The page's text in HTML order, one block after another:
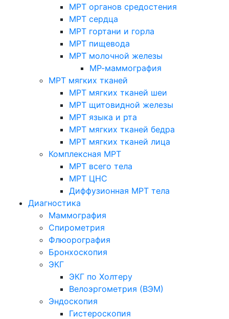
МРТ органов средостения
МРТ сердца
МРТ гортани и горла
МРТ пищевода
МРТ молочной железы
МР-маммография
МРТ мягких тканей
МРТ мягких тканей шеи
МРТ щитовидной железы
МРТ языка и рта
МРТ мягких тканей бедра
МРТ мягких тканей лица
Комплексная МРТ
МРТ всего тела
МРТ ЦНС
Диффузионная МРТ тела
Диагностика
Маммография
Спирометрия
Флюорография
Бронхоскопия
ЭКГ
ЭКГ по Холтеру
Велоэргометрия (ВЭМ)
Эндоскопия
Гистероскопия